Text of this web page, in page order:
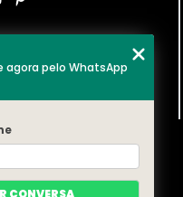
agora pelo WhatsApp
CONVERSA